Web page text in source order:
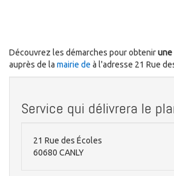
Découvrez les démarches pour obtenirune
auprès de la mairie de à l'adresse 21 Rue
Service qui délivrera le
21 Rue des Écoles
60680 CANLY